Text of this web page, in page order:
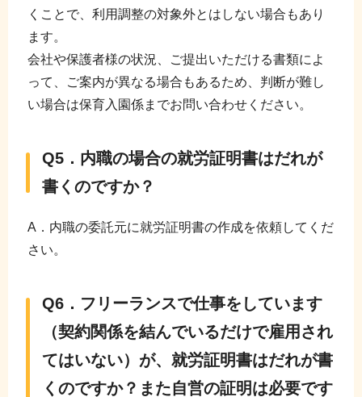
くことで、利用調整の対象外とはしない場合もあり
ます。
会社や保護者様の状況、ご提出いただける書類によ
って、ご案内が異なる場合もあるため、判断が難し
い場合は保育入園係までお問い合わせください。
Q5．内職の場合の就労証明書はだれが
書くのですか？
A．内職の委託元に就労証明書の作成を依頼してくだ
さい。
Q6．フリーランスで仕事をしています
（契約関係を結んでいるだけで雇用され
てはいない）が、就労証明書はだれが書
くのですか？また自営の証明は必要です